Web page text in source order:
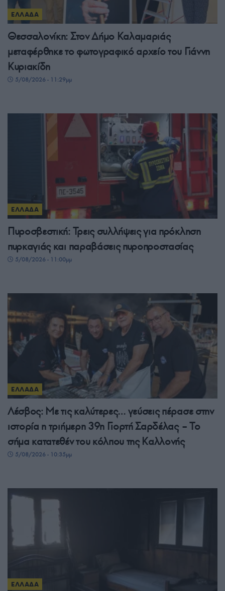
ΕΛΛΑΔΑ
Θεσσαλονίκη: Στον Δήμο Καλαμαριάς
μεταφέρθηκε το φωτογραφικό αρχείο του Γιάννη
Κυριακίδη
5/08/2026 - 11:29μμ
ΕΛΛΑΔΑ
Πυροσβεστική: Τρεις συλλήψεις για πρόκληση
πυρκαγιάς και παραβάσεις πυροπροστασίας
5/08/2026 - 11:00μμ
ΕΛΛΑΔΑ
Λέσβος: Με τις καλύτερες… γεύσεις πέρασε στην
ιστορία η τριήμερη 39η Γιορτή Σαρδέλας – Το
σήμα κατατεθέν του κόλπου της Καλλονής
5/08/2026 - 10:35μμ
ΕΛΛΑΔΑ